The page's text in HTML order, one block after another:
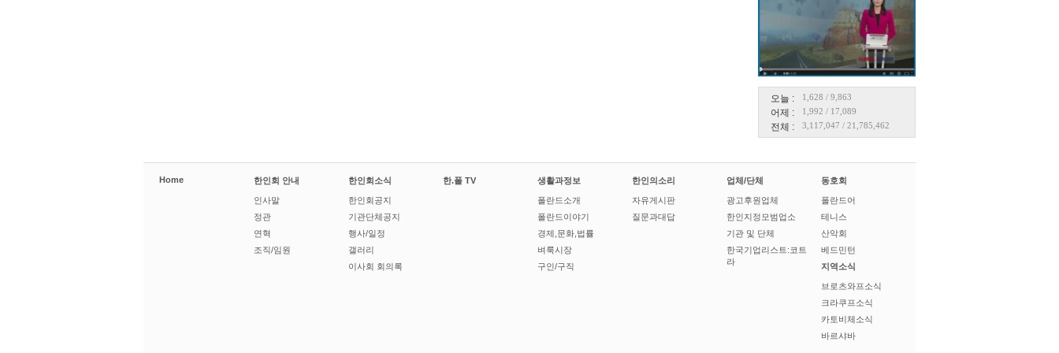
오늘 : 1,628 / 9,863
어제 : 1,992 / 17,089
전체 : 3,117,047 / 21,785,462
Home 한인회 안내
인사말
정관
연혁
조직/임원
한인회소식
한인회공지
기관단체공지
행사/일정
갤러리
이사회 회의록
한.폴 TV 생활과정보
폴란드소개
폴란드이야기
경제,문화,법률
벼룩시장
구인/구직
한인의소리
자유게시판
질문과대답
업체/단체
광고후원업체
한인지정모범업소
기관 및 단체
한국기업리스트:코트
라
동호회
폴란드어
테니스
산악회
베드민턴
지역소식
브로츠와프소식
크라쿠프소식
카토비체소식
바르샤바